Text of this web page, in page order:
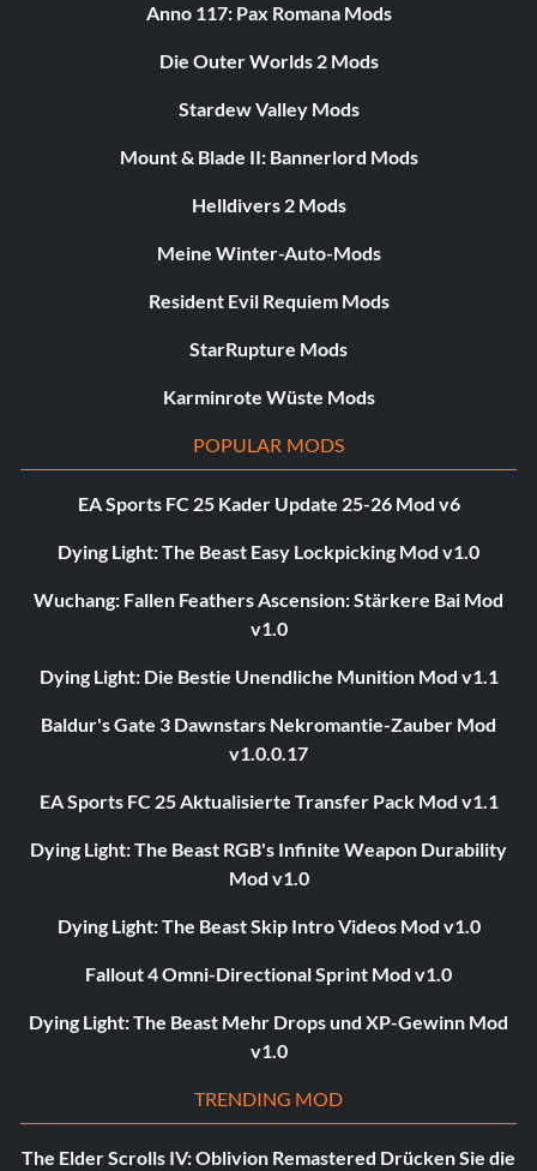
Anno 117: Pax Romana Mods
Die Outer Worlds 2 Mods
Stardew Valley Mods
Mount & Blade II: Bannerlord Mods
Helldivers 2 Mods
Meine Winter-Auto-Mods
Resident Evil Requiem Mods
StarRupture Mods
Karminrote Wüste Mods
POPULAR MODS
EA Sports FC 25 Kader Update 25-26 Mod v6
Dying Light: The Beast Easy Lockpicking Mod v1.0
Wuchang: Fallen Feathers Ascension: Stärkere Bai Mod
v1.0
Dying Light: Die Bestie Unendliche Munition Mod v1.1
Baldur's Gate 3 Dawnstars Nekromantie-Zauber Mod
v1.0.0.17
EA Sports FC 25 Aktualisierte Transfer Pack Mod v1.1
Dying Light: The Beast RGB's Infinite Weapon Durability
Mod v1.0
Dying Light: The Beast Skip Intro Videos Mod v1.0
Fallout 4 Omni-Directional Sprint Mod v1.0
Dying Light: The Beast Mehr Drops und XP-Gewinn Mod
v1.0
TRENDING MOD
The Elder Scrolls IV: Oblivion Remastered Drücken Sie die